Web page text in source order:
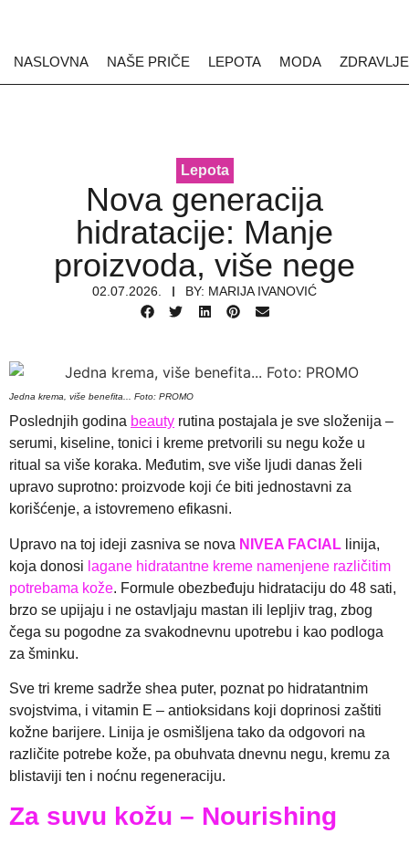
NASLOVNA NAŠE PRIČE LEPOTA MODA ZDRAVLJE
Lepota
Nova generacija
hidratacije: Manje
proizvoda, više nege
02.07.2026. BY: MARIJA IVANOVIĆ
Jedna krema, više benefita... Foto: PROMO
Poslednjih godina beauty rutina postajala je sve složenija –
serumi, kiseline, tonici i kreme pretvorili su negu kože u
ritual sa više koraka. Međutim, sve više ljudi danas želi
upravo suprotno: proizvode koji će biti jednostavni za
korišćenje, a istovremeno efikasni.
Upravo na toj ideji zasniva se nova NIVEA FACIAL linija,
koja donosi lagane hidratantne kreme namenjene različitim
potrebama kože. Formule obezbeđuju hidrataciju do 48 sati,
brzo se upijaju i ne ostavljaju mastan ili lepljiv trag, zbog
čega su pogodne za svakodnevnu upotrebu i kao podloga
za šminku.
Sve tri kreme sadrže shea puter, poznat po hidratantnim
svojstvima, i vitamin E – antioksidans koji doprinosi zaštiti
kožne barijere. Linija je osmišljena tako da odgovori na
različite potrebe kože, pa obuhvata dnevnu negu, kremu za
blistaviji ten i noćnu regeneraciju.
Za suvu kožu – Nourishing